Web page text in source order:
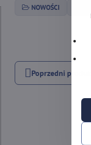
NOWOŚCI
Poprzedni produkt